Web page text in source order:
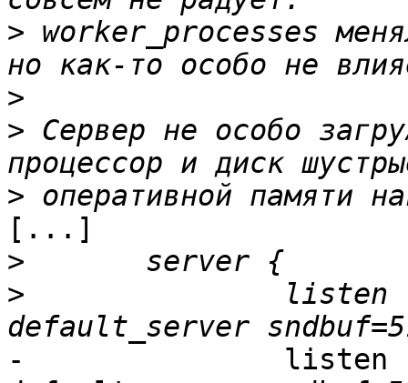
> worker_processes
>
> Сервер не особо
>
[...]
>
>
- 		listen				80